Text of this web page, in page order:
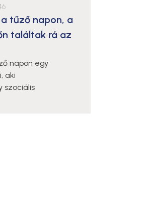
tűző napon, a
találtak rá az
napon egy
aki
szociális